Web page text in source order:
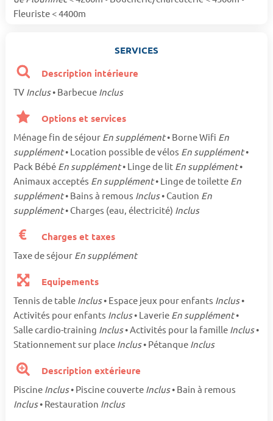
Fleuriste < 4400m
SERVICES
Description intérieure
TV Inclus• Barbecue Inclus
Options et services
Ménage fin de séjour En supplément• Borne Wifi En
supplément• Location possible de vélos En supplément•
Pack Bébé En supplément• Linge de lit En supplément•
Animaux acceptés En supplément• Linge de toilette En
supplément• Bains à remous Inclus• Caution En
supplément• Charges (eau, électricité) Inclus
Charges et taxes
Taxe de séjour En supplément
Equipements
Tennis de table Inclus• Espace jeux pour enfants Inclus•
Activités pour enfants Inclus• Laverie En supplément•
Salle cardio-training Inclus• Activités pour la famille Inclus•
Stationnement sur place Inclus• Pétanque Inclus
Description extérieure
Piscine Inclus• Piscine couverte Inclus• Bain à remous
Inclus• Restauration Inclus